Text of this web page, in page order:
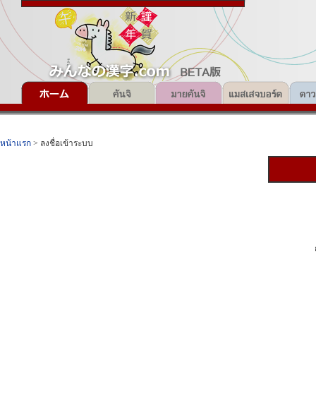
หน้าแรก > ลงชื่อเข้าระบบ